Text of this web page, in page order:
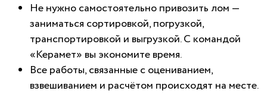
Не нужно самостоятельно привозить лом —
заниматься сортировкой, погрузкой,
транспортировкой и выгрузкой. С командой
«Керамет» вы экономите время.
Все работы, связанные с оцениванием,
взвешиванием и расчётом происходят на месте.